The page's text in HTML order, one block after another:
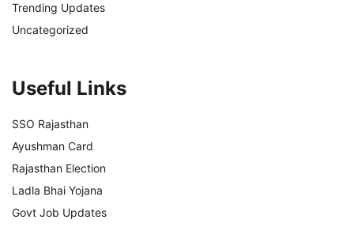
Trending Updates
Uncategorized
Useful Links
SSO Rajasthan
Ayushman Card
Rajasthan Election
Ladla Bhai Yojana
Govt Job Updates